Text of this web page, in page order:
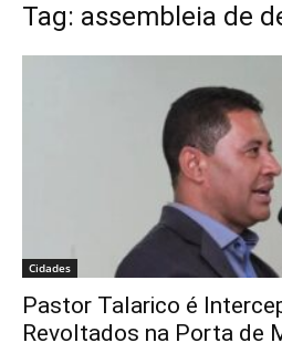
Tag: assembleia de
Cidades
Pastor Talarico é
Revoltados na Porta de